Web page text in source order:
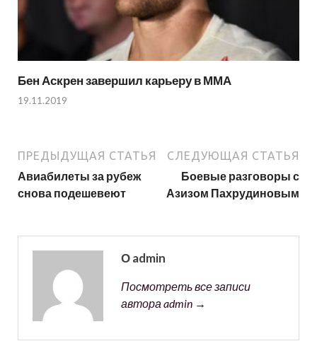
Бен Аскрен завершил карьеру в ММА
19.11.2019
ПРЕДЫДУЩАЯ СТАТЬЯ
Авиабилеты за рубеж
снова подешевеют
СЛЕДУЮЩАЯ СТАТЬЯ
Боевые разговоры с
Азизом Пахрудиновым
О admin
Посмотреть все записи
автора admin →